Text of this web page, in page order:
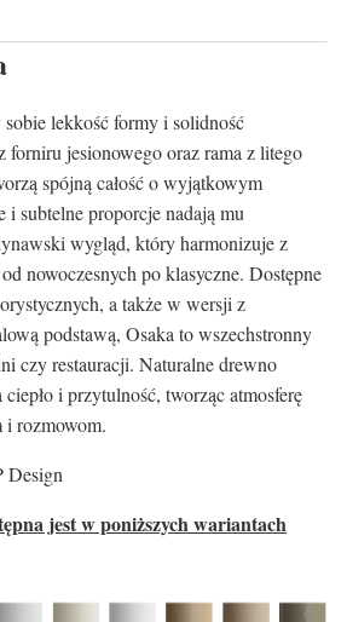
sobie lekkość formy i solidność
forniru jesionowego oraz rama z litego
spójną całość o wyjątkowym
i subtelne proporcje nadają mu
wygląd, który harmonizuje z
nowoczesnych po klasyczne. Dostępne
a także w wersji z
podstawą, Osaka to wszechstronny
czy restauracji. Naturalne drewno
i przytulność, tworząc atmosferę
i rozmowom.
Design
jest w poniższych wariantach